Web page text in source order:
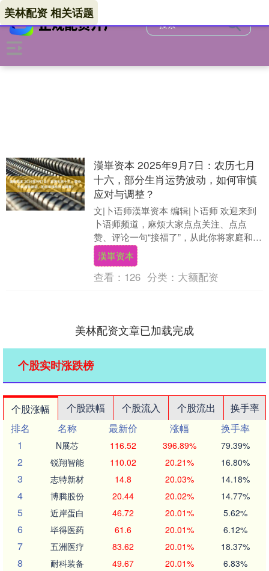
美林配资 相关话题
漢崋资本 2025年9月7日：农历七月
十六，部分生肖运势波动，如何审慎
应对与调整？
文|卜语师漢崋资本 编辑|卜语师 欢迎来到
卜语师频道，麻烦大家点点关注、点点
赞、评论一句“接福了”，从此你将家庭和
睦，子女孝顺，所愿皆得，一顺百顺！
2025年....
漢崋资本
查看： 126 分类： 大额配资
美林配资文章已加载完成
个股实时涨跌榜
个股涨幅 个股跌幅 个股流入 个股流出
换手率
排名
名称 最新价 涨幅
换手率
1
N展芯 116.52 396.89% 79.39%
2 锐翔智能 110.02 20.21% 16.80%
3 志特新材 14.8 20.03% 14.18%
4 博腾股份 20.44 20.02% 14.77%
5 近岸蛋白 46.72 20.01% 5.62%
6 毕得医药 61.6 20.01% 6.12%
7 五洲医疗 83.62 20.01% 18.37%
8 耐科装备 49.67 20.01% 6.83%